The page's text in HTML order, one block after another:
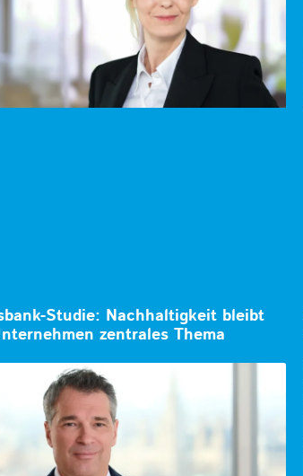
Studie: Nachhaltigkeit bleibt
zentrales Thema